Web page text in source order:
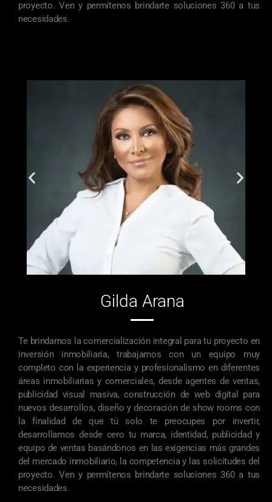
proyecto. Ven y permítenos brindarte soluciones 360 a tus
necesidades.
Gilda Arana
Te brindamos la comercialización integral para tu proyecto en
inversión inmobiliaria, trabajamos con un equipo muy
completo con la experiencia y profesionalismo en diferentes
áreas inmobiliarias y comerciales, desde agentes de ventas,
publicidad visual masiva, construcción de web digital para
nuevos desarrollos, diseño y decoración de show rooms con
la finalidad de que tú solo te preocupes por invertir,
desarrollamos desde cero tu marca, identidad, publicidad y
equipo de ventas basándonos en las exigencias más grandes
del mercado inmobiliario, la competencia y las solicitudes del
proyecto. Ven y permítenos brindarte soluciones 360 a tus
necesidades.